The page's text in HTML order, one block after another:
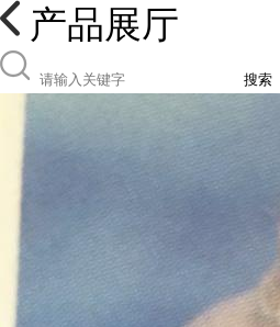
产品展厅
搜索